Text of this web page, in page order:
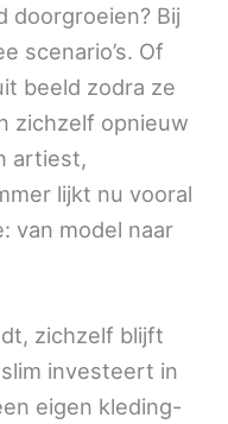
doorgroeien? Bij
scenario’s. Of
beeld zodra ze
zichzelf opnieuw
artiest,
lijkt nu vooral
van model naar
zichzelf blijft
investeert in
eigen kleding-